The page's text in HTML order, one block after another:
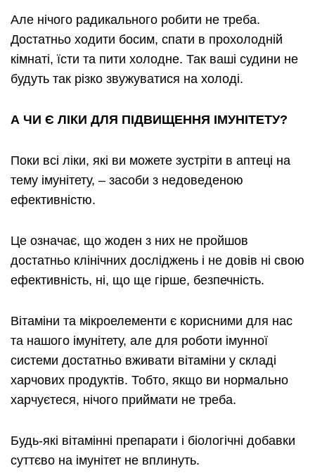
Але нічого радикального робити не треба.
Достатньо ходити босим, спати в прохолодній
кімнаті, їсти та пити холодне. Так ваші судини не
будуть так різко звужуватися на холоді.
А ЧИ Є ЛІКИ ДЛЯ ПІДВИЩЕННЯ ІМУНІТЕТУ?
Поки всі ліки, які ви можете зустріти в аптеці на
тему імунітету, – засоби з недоведеною
ефективністю.
Це означає, що жоден з них не пройшов
достатньо клінічних досліджень і не довів ні свою
ефективність, ні, що ще гірше, безпечність.
Вітаміни та мікроелементи є корисними для нас
та нашого імунітету, але для роботи імунної
системи достатньо вживати вітаміни у складі
харчових продуктів. Тобто, якщо ви нормально
харчуєтеся, нічого приймати не треба.
Будь-які вітамінні препарати і біологічні добавки
суттєво на імунітет не вплинуть.